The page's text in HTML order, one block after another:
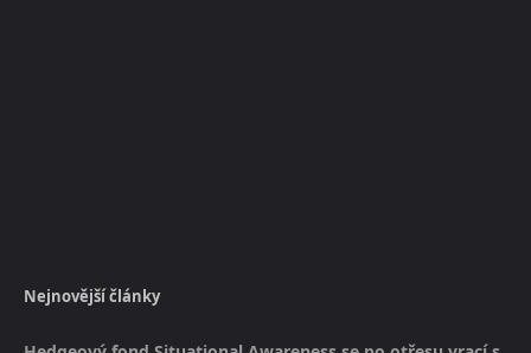
Nejnovější články